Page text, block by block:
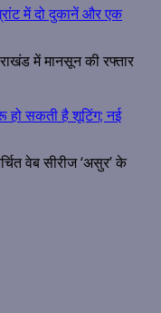
में दो दुकानें और एक
में मानसून की रफ्तार
हो सकती है शूटिंग; नई
वेब सीरीज ‘असुर’ के